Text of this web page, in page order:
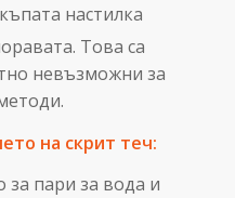
настилка
Това са
невъзможни за
на скрит теч:
за пари за вода и